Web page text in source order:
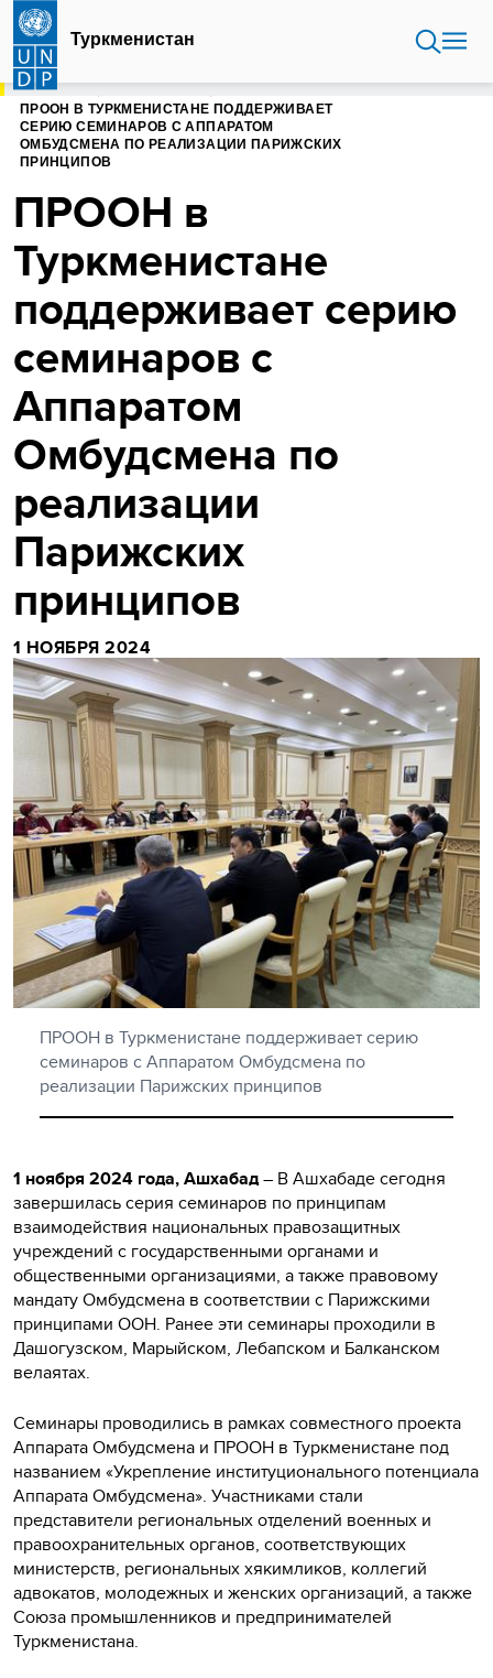
Перейти
основному
содержанию
Туркменистан
ГЛАВНАЯ
ПРООН В ТУРКМЕНИСТАНЕ ПОДДЕРЖИВАЕТ
СЕРИЮ СЕМИНАРОВ С АППАРАТОМ
ОМБУДСМЕНА ПО РЕАЛИЗАЦИИ ПАРИЖСКИХ
ПРИНЦИПОВ
ПРООН в
Туркменистане
поддерживает серию
семинаров с
Аппаратом
Омбудсмена по
реализации
Парижских
принципов
1 НОЯБРЯ 2024
ПРООН в Туркменистане поддерживает серию
семинаров с Аппаратом Омбудсмена по
реализации Парижских принципов
1 ноября 2024 года, Ашхабад– В Ашхабаде сегодня
завершилась серия семинаров по принципам
взаимодействия национальных правозащитных
учреждений с государственными органами и
общественными организациями, а также правовому
мандату Омбудсмена в соответствии с Парижскими
принципами ООН. Ранее эти семинары проходили в
Дашогузском, Марыйском, Лебапском и Балканском
велаятах.
Семинары проводились в рамках совместного проекта
Аппарата Омбудсмена и ПРООН в Туркменистане под
названием «Укрепление институционального потенциала
Аппарата Омбудсмена». Участниками стали
представители региональных отделений военных и
правоохранительных органов, соответствующих
министерств, региональных хякимликов, коллегий
адвокатов, молодежных и женских организаций, а также
Союза промышленников и предпринимателей
Туркменистана.